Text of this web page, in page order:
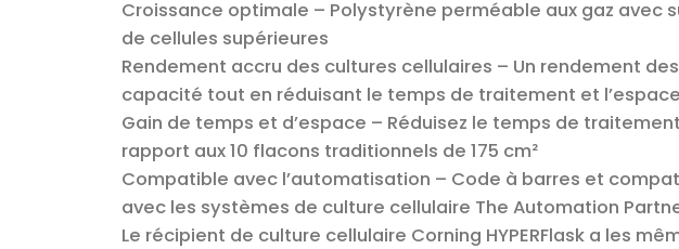
Croissance optimale – Polystyrène perméable aux gaz avec
de cellules supérieures
Rendement accru des cultures cellulaires – Un rendement
capacité tout en réduisant le temps de traitement et
Gain de temps et d’espace – Réduisez le temps de
rapport aux 10 flacons traditionnels de 175 cm²
Compatible avec l’automatisation – Code à barres et
avec les systèmes de culture cellulaire The Automation
Le récipient de culture cellulaire Corning HYPERFlask a les